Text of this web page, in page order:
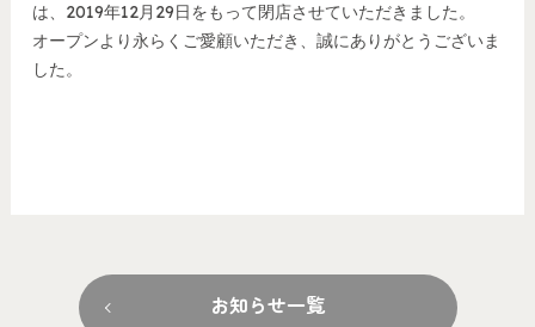
は、2019年12月29日をもって閉店させていただきました。
オープンより永らくご愛顧いただき、誠にありがとうございま
した。
お知らせ一覧